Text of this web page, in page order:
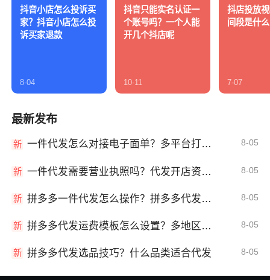
抖音小店怎么投诉买
家？抖音小店怎么投
诉买家退款
8-04
抖音只能实名认证一
个账号吗？一个人能
开几个抖店呢
10-11
抖店投放
间段是什
7-07
最新发布
新 一件代发怎么对接电子面单？多平台打单发货教程 8-05
新 一件代发需要营业执照吗？代发开店资质详解 8-05
新 拼多多一件代发怎么操作？拼多多代发全流程 8-05
新 拼多多代发运费模板怎么设置？多地区运费 8-05
新 拼多多代发选品技巧？什么品类适合代发 8-05